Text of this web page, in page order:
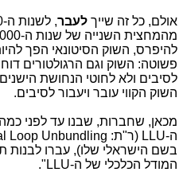
אולם, כל זה שייך לעבר
להיפרס, השוק הסיטונאי הפך
פשוטה: השוק וגם הרגולטורים
לסיבים ולא לחוטי הנחושת
השוק הקווי עובר ויעבור לסיבים.
מכאן, שחברות, שבנו עד לפני
ה-LLU (ר"ת: Loop Unbundling
בשם הישראלי שלו), עברו לבנות
המודל הכלכלי של ה-LLU
".